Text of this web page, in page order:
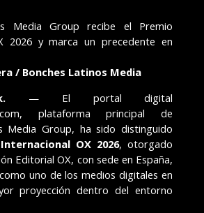
Media Group recibe el Premio
2026 y marca un precedente en
/ Bonches Latinos Media
— El portal digital
plataforma principal de
Media Group, ha sido distinguido
OX 2026, otorgado
Editorial OX, con sede en España,
uno de los medios digitales en
proyección dentro del entorno